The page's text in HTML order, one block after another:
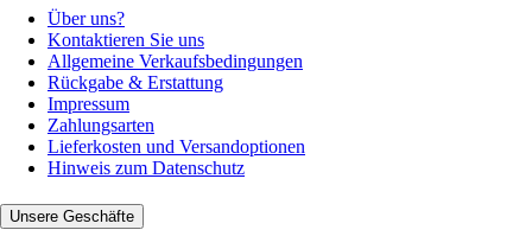
Über uns?
Kontaktieren Sie uns
Allgemeine Verkaufsbedingungen
Rückgabe & Erstattung
Impressum
Zahlungsarten
Lieferkosten und Versandoptionen
Hinweis zum Datenschutz
Unsere Geschäfte